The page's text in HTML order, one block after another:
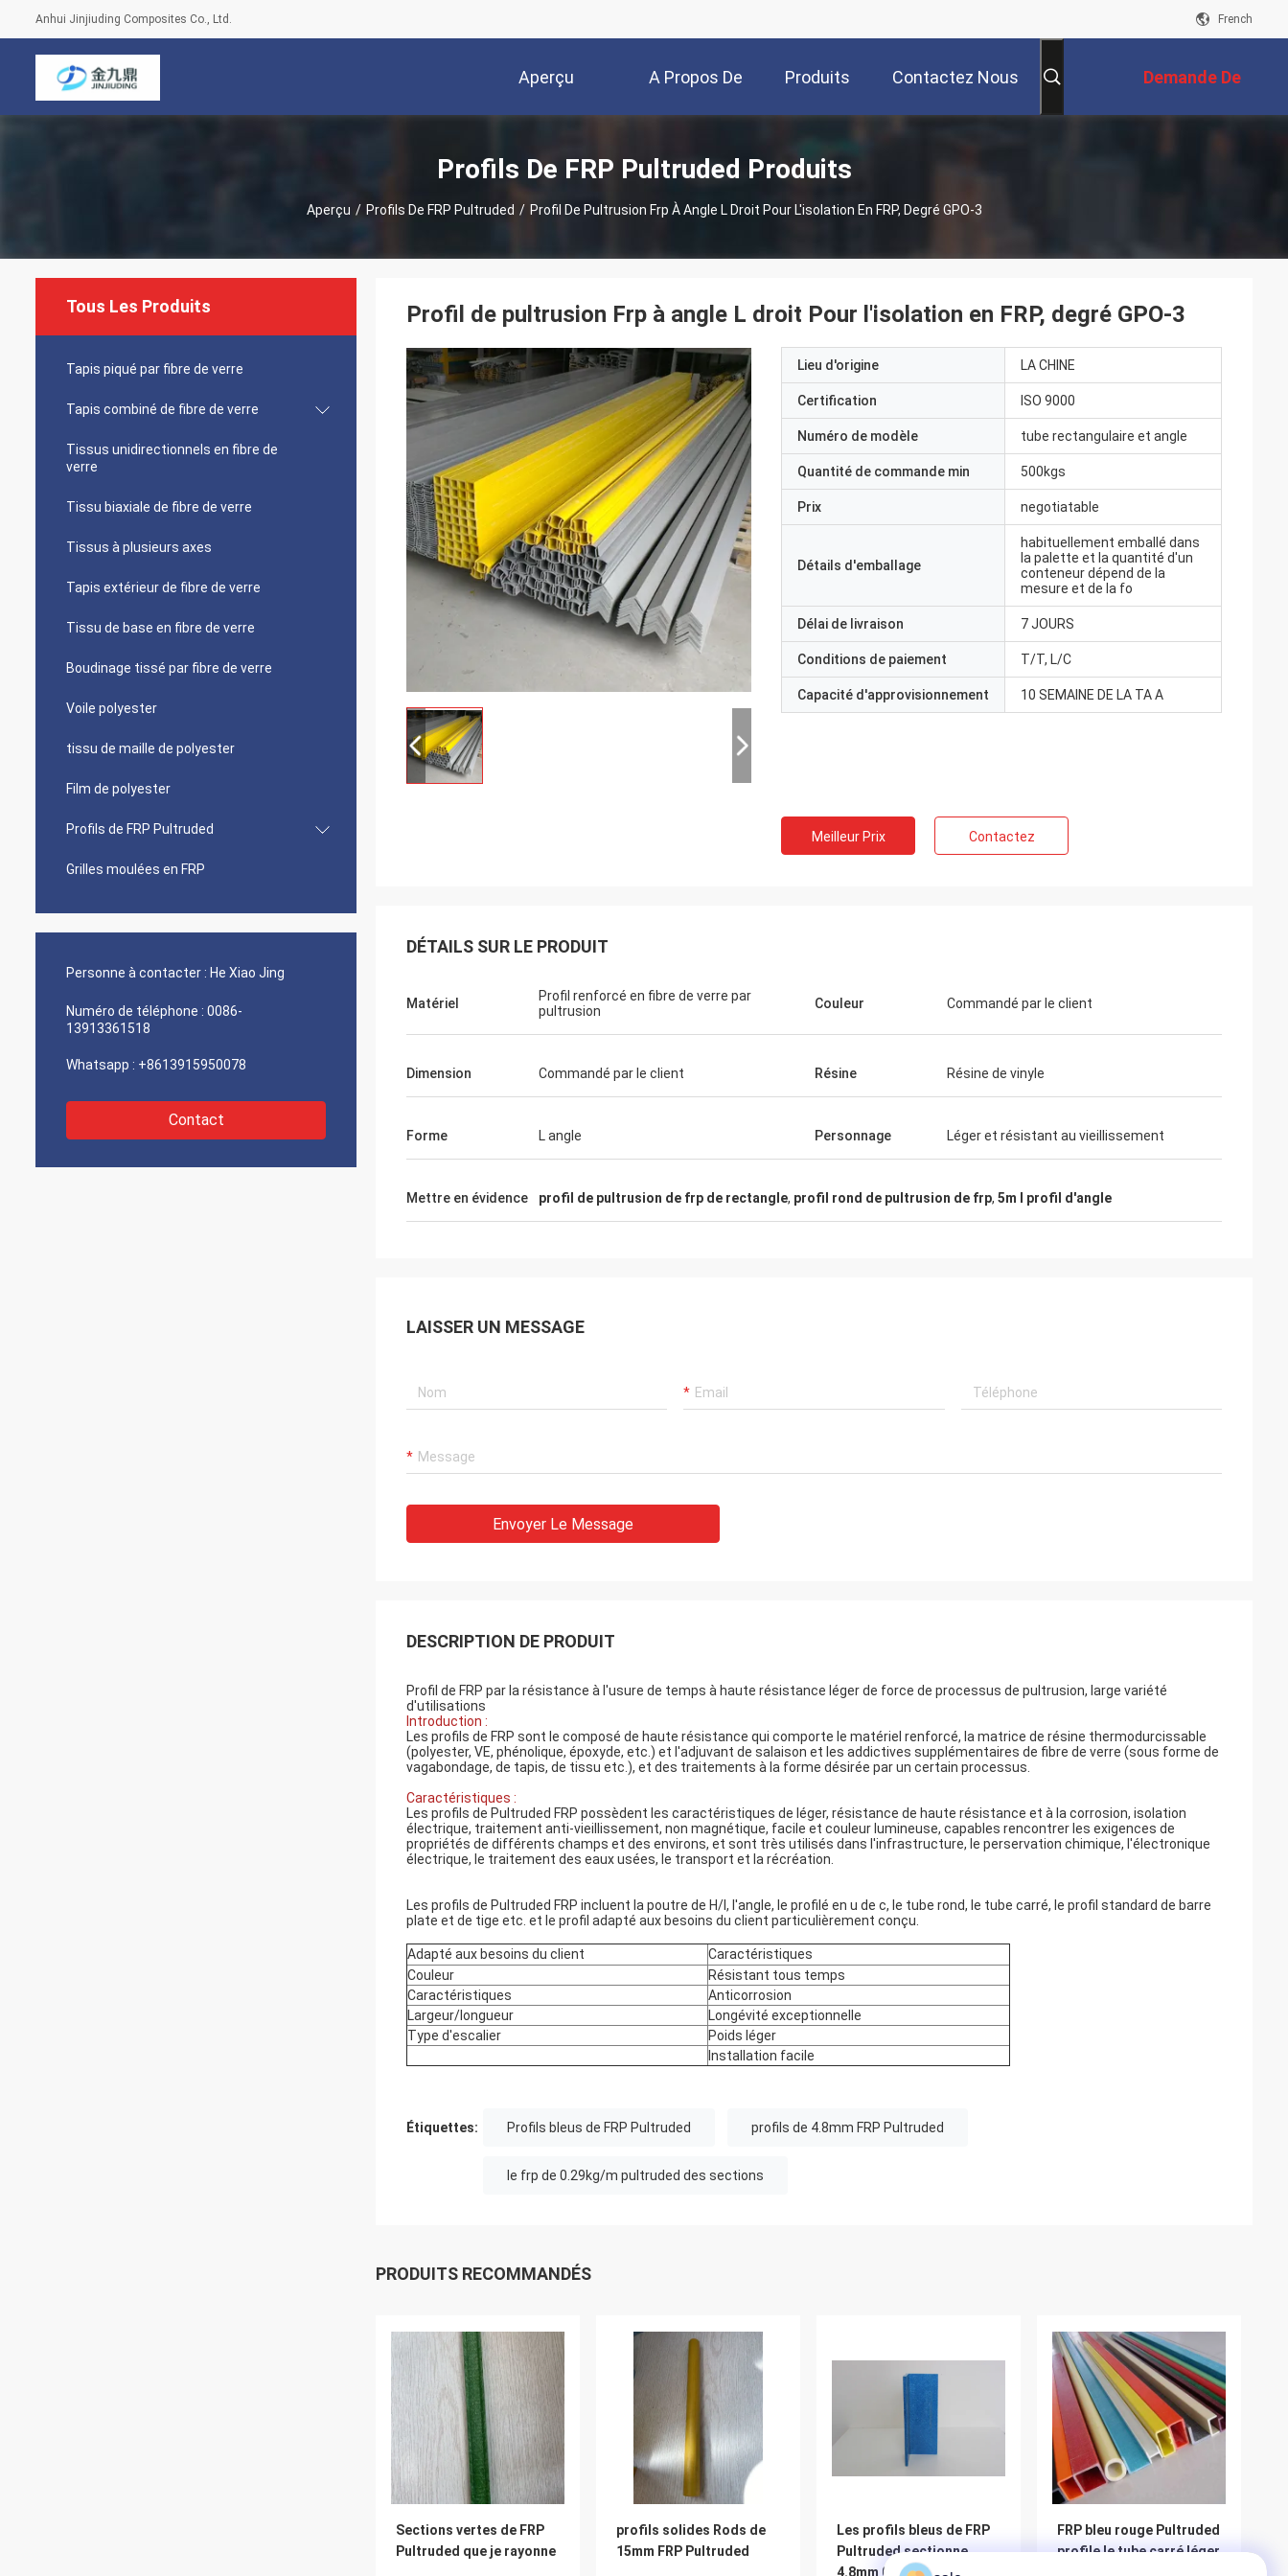
Anhui Jinjiuding Composites Co., Ltd. French
Aperçu A Propos De
Nous
Produits Contactez Nous Demande De
Soumission
Profils De FRP Pultruded Produits
Aperçu / Profils De FRP Pultruded / Profil De Pultrusion Frp À Angle L Droit Pour L'isolation En FRP, Degré GPO-3
Tous Les Produits
Tapis piqué par fibre de verre
Tapis combiné de fibre de verre
Tissus unidirectionnels en fibre de
verre
Tissu biaxiale de fibre de verre
Tissus à plusieurs axes
Tapis extérieur de fibre de verre
Tissu de base en fibre de verre
Boudinage tissé par fibre de verre
Voile polyester
tissu de maille de polyester
Film de polyester
Profils de FRP Pultruded
Grilles moulées en FRP
Personne à contacter : He Xiao Jing
Numéro de téléphone : 0086-
13913361518
Whatsapp : +8613915950078
Contact
Profil de pultrusion Frp à angle L droit Pour l'isolation en FRP, degré GPO-3
Lieu d'origine LA CHINE
Certification ISO 9000
Numéro de modèle tube rectangulaire et angle
Quantité de commande min 500kgs
Prix negotiatable
Détails d'emballage
habituellement emballé dans
la palette et la quantité d'un
conteneur dépend de la
mesure et de la fo
Délai de livraison 7 JOURS
Conditions de paiement T/T, L/C
Capacité d'approvisionnement 10 SEMAINE DE LA TA A
Meilleur Prix Contactez
DÉTAILS SUR LE PRODUIT
Matériel
Profil renforcé en fibre de verre par
pultrusion
Couleur Commandé par le client
Dimension Commandé par le client Résine Résine de vinyle
Forme L angle Personnage Léger et résistant au vieillissement
Mettre en évidence profil de pultrusion de frp de rectangle, profil rond de pultrusion de frp, 5m l profil d'angle
LAISSER UN MESSAGE
Envoyer Le Message
DESCRIPTION DE PRODUIT
Profil de FRP par la résistance à l'usure de temps à haute résistance léger de force de processus de pultrusion, large variété
d'utilisations
Introduction :
Les profils de FRP sont le composé de haute résistance qui comporte le matériel renforcé, la matrice de résine thermodurcissable
(polyester, VE, phénolique, époxyde, etc.) et l'adjuvant de salaison et les addictives supplémentaires de fibre de verre (sous forme de
vagabondage, de tapis, de tissu etc.), et des traitements à la forme désirée par un certain processus.
Caractéristiques :
Les profils de Pultruded FRP possèdent les caractéristiques de léger, résistance de haute résistance et à la corrosion, isolation
électrique, traitement anti-vieillissement, non magnétique, facile et couleur lumineuse, capables rencontrer les exigences de
propriétés de différents champs et des environs, et sont très utilisés dans l'infrastructure, le perservation chimique, l'électronique
électrique, le traitement des eaux usées, le transport et la récréation.
Les profils de Pultruded FRP incluent la poutre de H/I, l'angle, le profilé en u de c, le tube rond, le tube carré, le profil standard de barre
plate et de tige etc. et le profil adapté aux besoins du client particulièrement conçu.
Adapté aux besoins du client
Caractéristiques
Couleur
Résistant tous temps
Caractéristiques
Anticorrosion
Largeur/longueur
Longévité exceptionnelle
Type d'escalier
Poids léger
Installation facile
Étiquettes: Profils bleus de FRP Pultruded profils de 4.8mm FRP Pultruded
le frp de 0.29kg/m pultruded des sections
PRODUITS RECOMMANDÉS
Sections vertes de FRP
Pultruded que je rayonne
profils solides Rods de
15mm FRP Pultruded
Les profils bleus de FRP
Pultruded sectionne
4.8mm 0.29kg/m
FRP bleu rouge Pultruded
profile le tube carré léger